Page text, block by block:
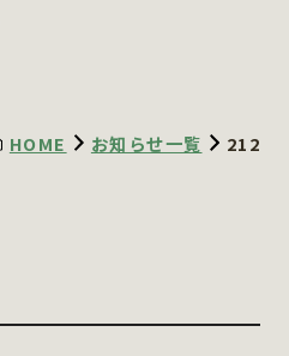
HOME お知らせ一覧 212